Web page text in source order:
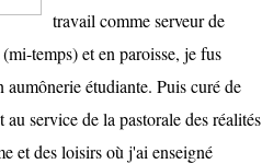
travail comme serveur de
temps) et en paroisse, je fus
aumônerie étudiante. Puis curé de
au service de la pastorale des réalités
et des loisirs où j'ai enseigné